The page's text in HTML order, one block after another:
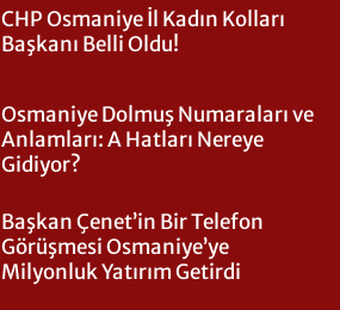
CHP Osmaniye İl Kadın Kolları
Başkanı Belli Oldu!
Osmaniye Dolmuş Numaraları ve
Anlamları: A Hatları Nereye
Gidiyor?
Başkan Çenet’in Bir Telefon
Görüşmesi Osmaniye’ye
Milyonluk Yatırım Getirdi